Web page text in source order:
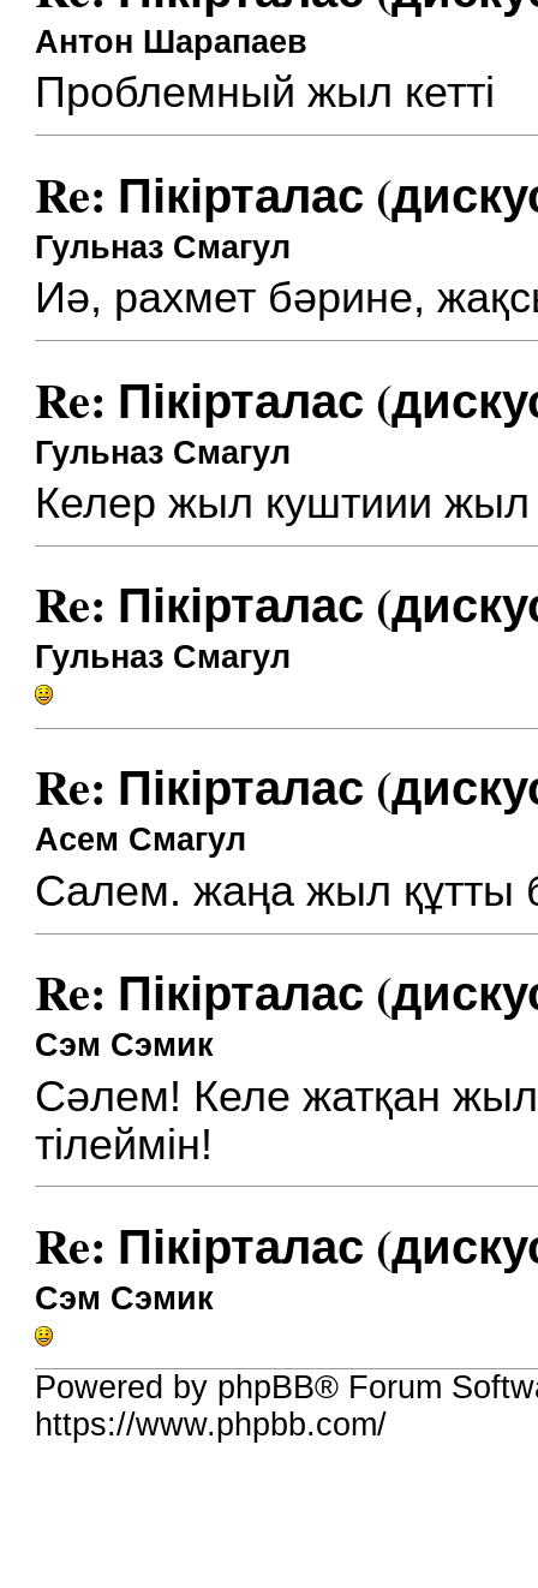
Антон Шарапаев
Проблемный жыл кетті
Re: Пікірталас
Гульназ Смагул
Иә, рахмет бәрине,
Re: Пікірталас
Гульназ Смагул
Келер жыл куштиии жыл
Re: Пікірталас
Гульназ Смагул
Re: Пікірталас
Асем Смагул
Салем. жаңа жыл құтты
Re: Пікірталас
Сэм Сэмик
Сәлем! Келе жатқан
тілеймін!
Re: Пікірталас
Сэм Сэмик
Powered by phpBB® Forum
https://www.phpbb.com/